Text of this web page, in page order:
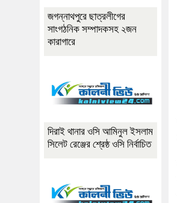
জগন্নাথপুরে ছাত্রলীগের
সাংগঠনিক সম্পাদকসহ ২জন
কারাগারে
দিরাই থানার ওসি আমিনুল ইসলাম
সিলেট রেঞ্জের শ্রেষ্ঠ ওসি নির্বাচিত